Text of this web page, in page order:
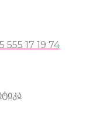
555 17 19 74